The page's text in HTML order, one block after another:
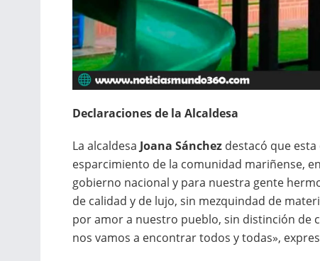
Declaraciones de la Alcaldesa
La alcaldesa Joana Sánchez destacó que
esparcimiento de la comunidad mariñense,
gobierno nacional y para nuestra gente
de calidad y de lujo, sin mezquindad de
por amor a nuestro pueblo, sin distinción de
nos vamos a encontrar todos y todas»,